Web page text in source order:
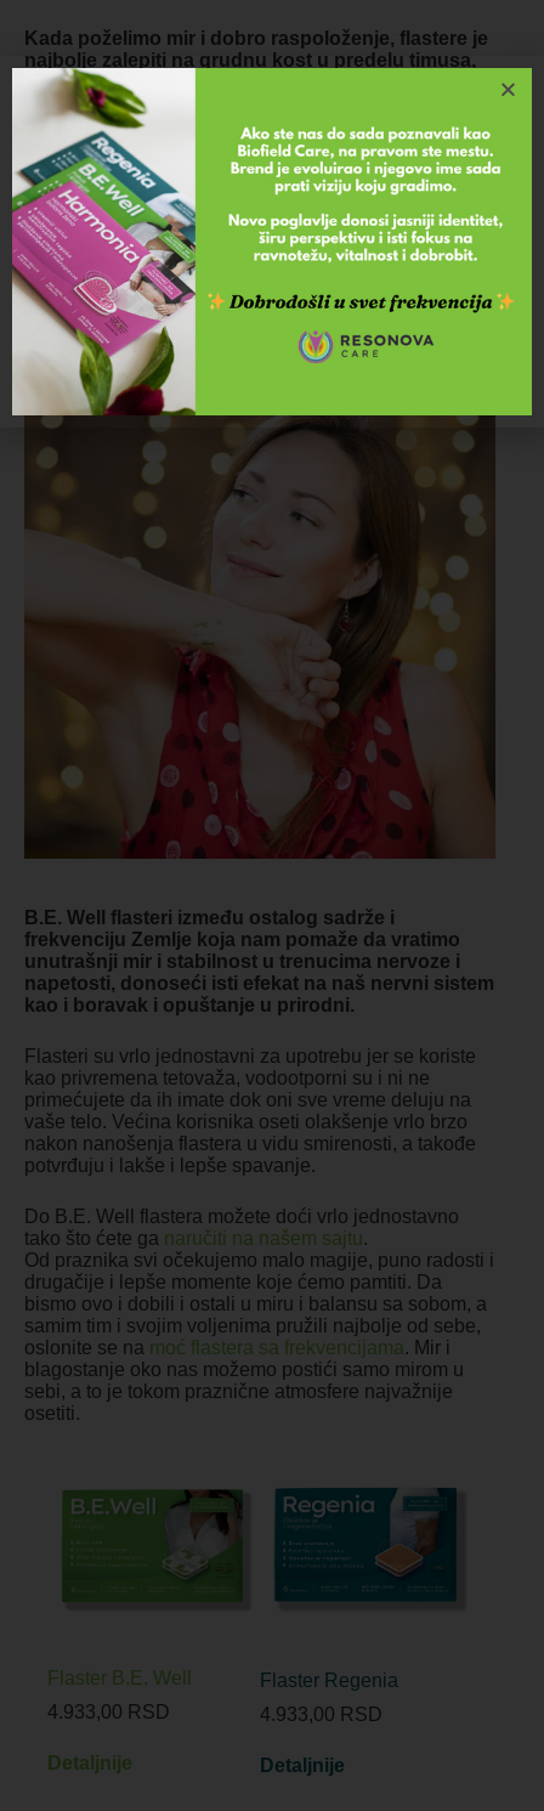
Kada poželimo mir i dobro raspoloženje, flastere je
najbolje zalepiti na grudnu kost u predelu timusa,
na kičmu između lopatica ili na aku tačku PC6, koja
se nalazi na tri prsta od pregiba dlana sa
unutrašnje strane ruke.
Istovremeno je moguće
zalepiti do 3 flastera, koji traju 5 do 10 dana i nakon
toga se sami skidaju, a vi ih možete zameniti novim.
Za razliku od nekih drugih terapija koje se koriste u
borbi protivstresa, napetosti i nervozeu slučaju
flastera nema bojazni da će doći do zavisnosti, ni nus
pojava, jer flasteri ne sadrže “hemiju” i ništa sa flastera
ne prodire u kožu. Bezbednost korišćenja B.E. Well
flastera ogleda se i u činjenica da ih mogu koristiti i
trudnice i dojilje.
B.E. Well flasteri između ostalog sadrže i
frekvenciju Zemlje koja nam pomaže da vratimo
unutrašnji mir i stabilnost u trenucima nervoze i
napetosti, donoseći isti efekat na naš nervni sistem
kao i boravak i opuštanje u prirodni.
Flasteri su vrlo jednostavni za upotrebu jer se koriste
kao privremena tetovaža, vodootporni su i ni ne
primećujete da ih imate dok oni sve vreme deluju na
vaše telo. Većina korisnika oseti olakšenje vrlo brzo
nakon nanošenja flastera u vidu smirenosti, a takođe
potvrđuju i lakše i lepše spavanje.
Do B.E. Well flastera možete doći vrlo jednostavno
tako što ćete ga naručiti na našem sajtu.
Od praznika svi očekujemo malo magije, puno radosti i
drugačije i lepše momente koje ćemo pamtiti. Da
bismo ovo i dobili i ostali u miru i balansu sa sobom, a
samim tim i svojim voljenima pružili najbolje od sebe,
oslonite se na moć flastera sa frekvencijama. Mir i
blagostanje oko nas možemo postići samo mirom u
sebi, a to je tokom praznične atmosfere najvažnije
osetiti.
Flaster B.E. Well
4.933,00 RSD
Detaljnije
Flaster Regenia
4.933,00 RSD
Detaljnije